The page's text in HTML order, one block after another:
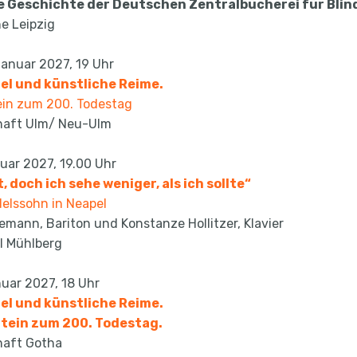
Geschichte der Deutschen Zentralbücherei für
Leipzig
2027, 19 Uhr
und künstliche Reime.
zum 200. Todestag
Ulm/ Neu-Ulm
2027, 19.00 Uhr
doch ich sehe weniger, als ich sollte“
in Neapel
Bariton und Konstanze Hollitzer, Klavier
Mühlberg
2027, 18 Uhr
und künstliche Reime.
zum 200. Todestag.
Gotha